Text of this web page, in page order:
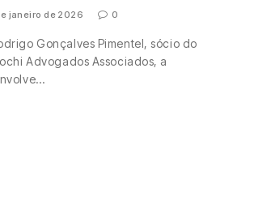
janeiro de 2026 0
Gonçalves Pimentel, sócio do
Advogados Associados, a